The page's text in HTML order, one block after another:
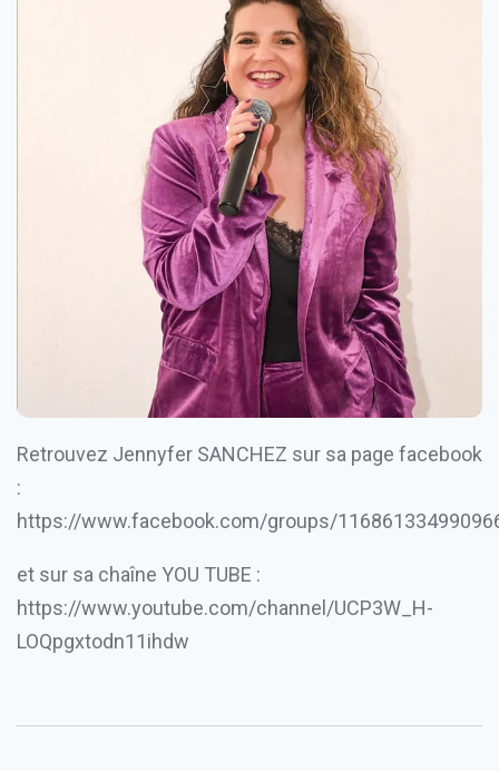
Retrouvez Jennyfer SANCHEZ sur sa page facebook
:
https://www.facebook.com/groups/
et sur sa chaîne YOU TUBE :
https://www.youtube.com/channel/UCP3W_H-
LOQpgxtodn11ihdw